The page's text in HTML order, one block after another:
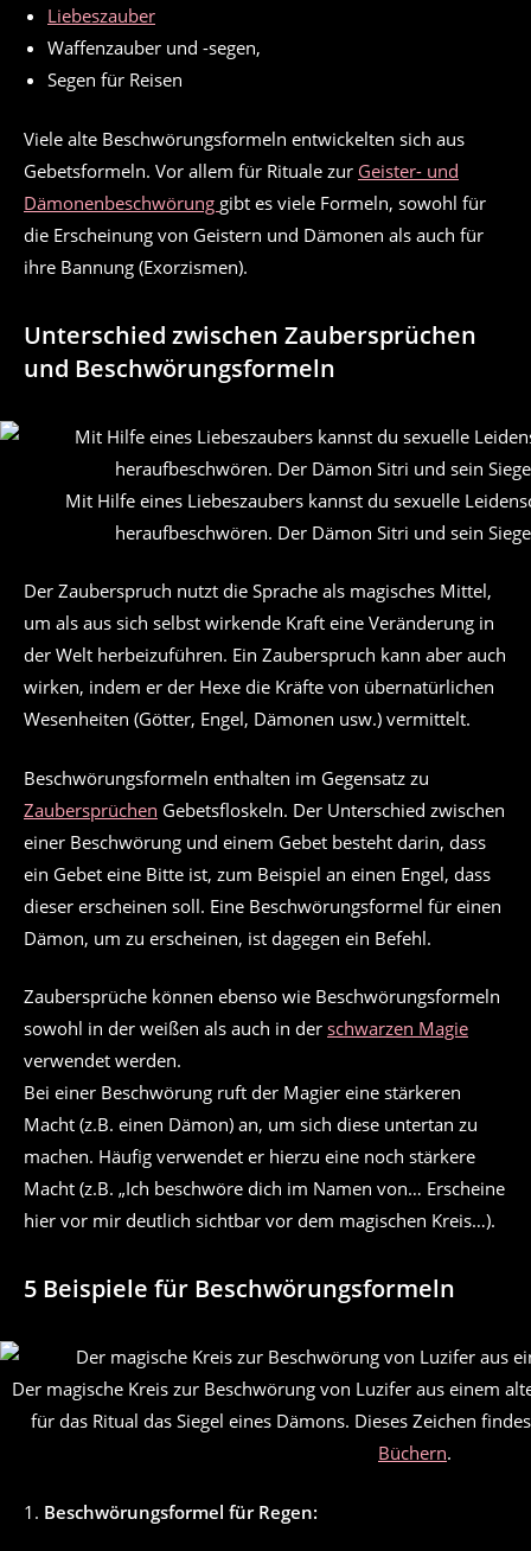
Liebeszauber
Waffenzauber und -segen,
Segen für Reisen
Viele alte Beschwörungsformeln entwickelten sich aus
Gebetsformeln. Vor allem für Rituale zur Geister- und
Dämonenbeschwörung gibt es viele Formeln, sowohl für
die Erscheinung von Geistern und Dämonen als auch für
ihre Bannung (Exorzismen).
Unterschied zwischen Zaubersprüchen
und Beschwörungsformeln
Mit Hilfe eines Liebeszaubers kannst du sexuelle
heraufbeschwören. Der Dämon Sitri und sein
Der Zauberspruch nutzt die Sprache als magisches Mittel,
um als aus sich selbst wirkende Kraft eine Veränderung in
der Welt herbeizuführen. Ein Zauberspruch kann aber auch
wirken, indem er der Hexe die Kräfte von übernatürlichen
Wesenheiten (Götter, Engel, Dämonen usw.) vermittelt.
Beschwörungsformeln enthalten im Gegensatz zu
Zaubersprüchen Gebetsfloskeln. Der Unterschied zwischen
einer Beschwörung und einem Gebet besteht darin, dass
ein Gebet eine Bitte ist, zum Beispiel an einen Engel, dass
dieser erscheinen soll. Eine Beschwörungsformel für einen
Dämon, um zu erscheinen, ist dagegen ein Befehl.
Zaubersprüche können ebenso wie Beschwörungsformeln
sowohl in der weißen als auch in der schwarzen Magie
verwendet werden.
Bei einer Beschwörung ruft der Magier eine stärkeren
Macht (z.B. einen Dämon) an, um sich diese untertan zu
machen. Häufig verwendet er hierzu eine noch stärkere
Macht (z.B. „Ich beschwöre dich im Namen von… Erscheine
hier vor mir deutlich sichtbar vor dem magischen Kreis…).
5 Beispiele für Beschwörungsformeln
Der magische Kreis zur Beschwörung von Luzifer aus einem
für das Ritual das Siegel eines Dämons. Dieses Zeichen
Büchern.
1. Beschwörungsformel für Regen: